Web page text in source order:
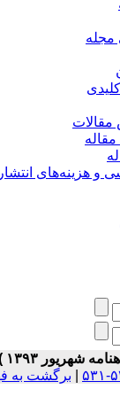
انتشار
| برگشت به